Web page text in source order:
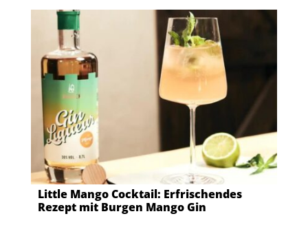
Little Mango Cocktail: Erfrischendes
Rezept mit Burgen Mango Gin